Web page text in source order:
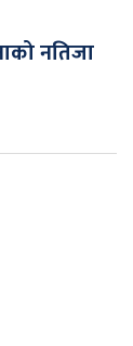
नतिजा